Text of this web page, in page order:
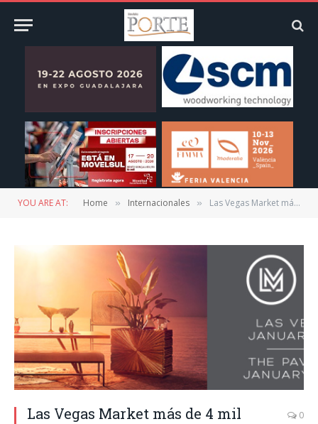
YOU ARE AT: Home » Internacionales » Las Vegas Market más de 4 mil expositores; 27 al 31 enero 2019
Las Vegas Market más de 4 mil
0